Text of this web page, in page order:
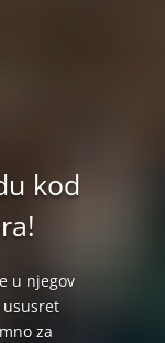
kod
u njegov
za